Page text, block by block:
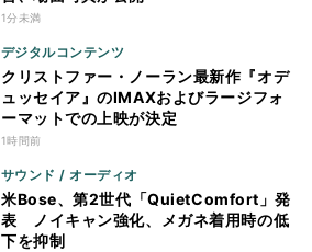
1分未満
デジタルコンテンツ
クリストファー・ノーラン最新作『オデ
ュッセイア』のIMAXおよびラージフォ
ーマットでの上映が決定
1時間前
サウンド / オーディオ
米Bose、第2世代「QuietComfort」発
表 ノイキャン強化、メガネ着用時の低
下を抑制